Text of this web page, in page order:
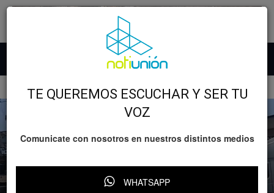
Accidentes
TE QUEREMOS ESCUCHAR Y SER TU
VOZ
Comunicate con nosotros en nuestros distintos medios
WHATSAPP